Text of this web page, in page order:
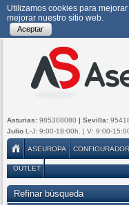
Utilizamos cookies para
mejorar nuestro sitio web.
Aceptar
Asturias: 985308080 | Sevilla:
Julio L-J: 9:00-18:00h. | V: 9:00-
ASEUROPA
OUTLET
Refinar búsqueda